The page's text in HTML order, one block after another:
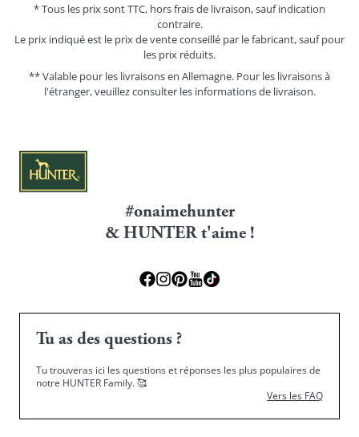
* Tous les prix sont TTC, hors frais de livraison, sauf indication
contraire.
Le prix indiqué est le prix de vente conseillé par le fabricant, sauf pour
les prix réduits.
** Valable pour les livraisons en Allemagne. Pour les livraisons à
l'étranger, veuillez consulter les informations de livraison.
#onaimehunter
& HUNTER t'aime !
Tu as des questions ?
Tu trouveras ici les questions et réponses les plus populaires de
notre HUNTER Family.🥰
Vers les FAQ